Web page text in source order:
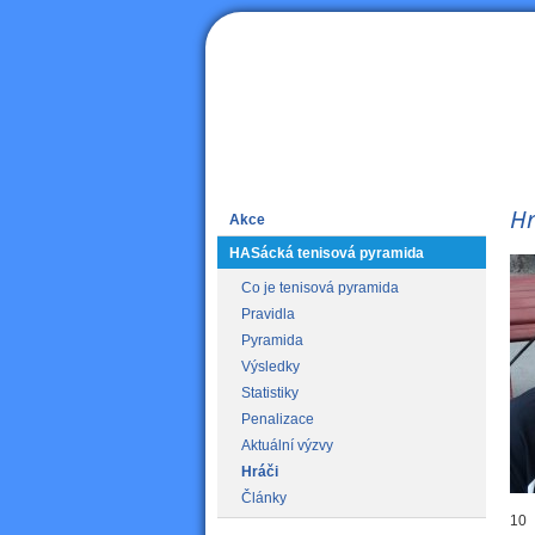
Akce
HASácká tenisová pyramida
Co je tenisová pyramida
Pravidla
Pyramida
Výsledky
Statistiky
Penalizace
Aktuální výzvy
Hráči
Články
10